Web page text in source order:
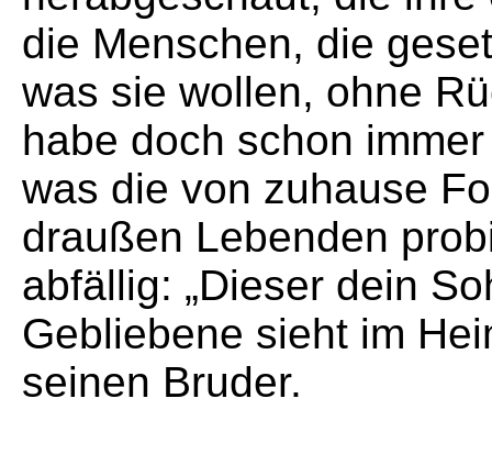
die Menschen, die
was sie wollen, ohne
habe doch schon
was die von zuhause
draußen Lebenden
abfällig: „Dieser dein
Gebliebene sieht im
seinen Bruder.